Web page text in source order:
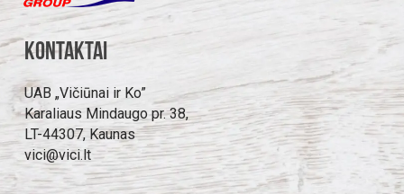
Kontaktai
UAB „Vičiūnai ir Ko”
Karaliaus Mindaugo pr. 38,
LT-44307, Kaunas
vici@vici.lt